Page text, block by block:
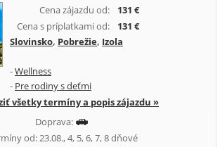
Cena zájazdu od:
131 €
Cena s príplatkami od:
131 €
Slovinsko, Pobrežie, Izola
-Wellness
- Pre rodiny s deťmi
všetky termíny a popis zájazdu »
Doprava:
od: 23.08., 4, 5, 6, 7, 8 dňové